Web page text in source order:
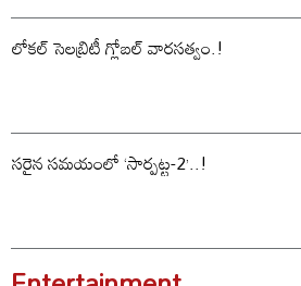
లోకల్ సెలబ్రిటీ గ్లోబల్ వారసత్వం.!
సరైన సమయంలో ‘సార్పట్ట-2’..!